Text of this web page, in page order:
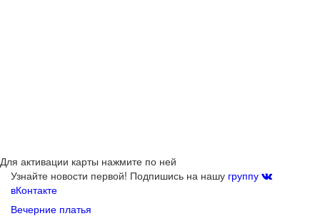
Для активации карты нажмите по ней
Узнайте новости первой! Подпишись на нашу группу
вКонтакте
Вечерние платья